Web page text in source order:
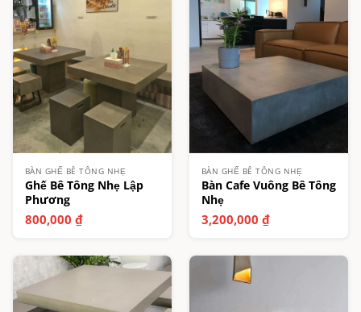
BÀN GHẾ BÊ TÔNG NHẸ
Ghế Bê Tông Nhẹ Lập
Phương
800,000 ₫
BÀN GHẾ BÊ TÔNG NHẸ
Bàn Cafe Vuông Bê Tông
Nhẹ
3,200,000 ₫